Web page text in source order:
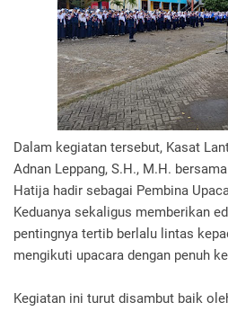
Dalam kegiatan tersebut, Kasat
Adnan Leppang, S.H., M.H.
Hatija hadir sebagai Pembina
Keduanya sekaligus memberikan
pentingnya tertib berlalu lintas
mengikuti upacara dengan penuh
Kegiatan ini turut disambut baik